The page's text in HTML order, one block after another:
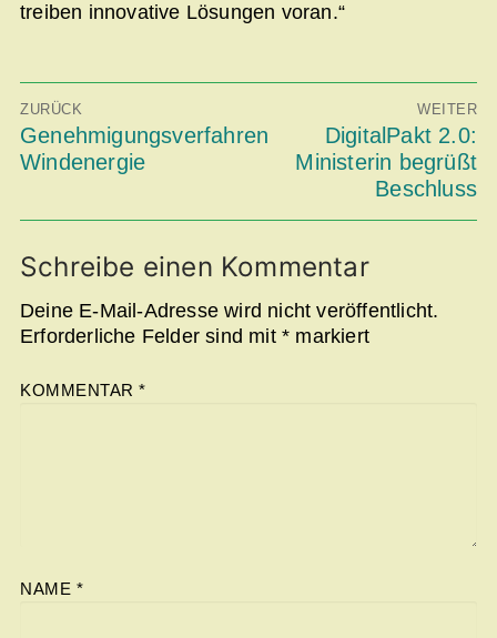
treiben innovative Lösungen voran.“
Beitragsnavigation
ZURÜCK
Vorheriger
Beitrag:
Genehmigungsverfahren
Windenergie
WEITER
Nächster
Beitrag:
DigitalPakt 2.0:
Ministerin begrüßt
Beschluss
Schreibe einen Kommentar
Deine E-Mail-Adresse wird nicht veröffentlicht.
Erforderliche Felder sind mit * markiert
KOMMENTAR *
NAME *